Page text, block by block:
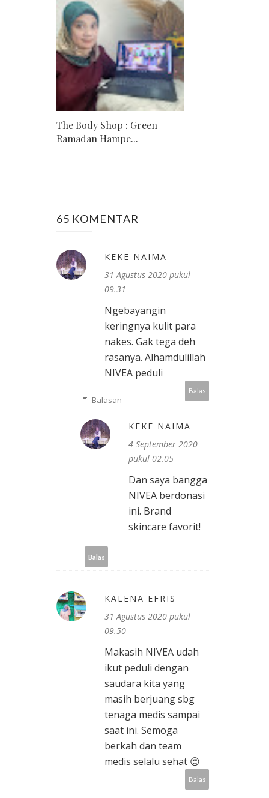
The Body Shop : Green
Ramadan Hampe...
65 KOMENTAR
KEKE NAIMA
31 Agustus 2020 pukul
09.31
Ngebayangin
keringnya kulit para
nakes. Gak tega deh
rasanya. Alhamdulillah
NIVEA peduli
Balas
Balasan
KEKE NAIMA
4 September 2020
pukul 02.05
Dan saya bangga
NIVEA berdonasi
ini. Brand
skincare favorit!
Balas
KALENA EFRIS
31 Agustus 2020 pukul
09.50
Makasih NIVEA udah
ikut peduli dengan
saudara kita yang
masih berjuang sbg
tenaga medis sampai
saat ini. Semoga
berkah dan team
medis selalu sehat 😍
Balas